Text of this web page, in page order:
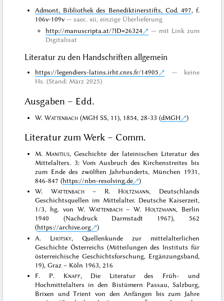
Admont, Bibliothek des Benediktinerstifts, Cod. 497, f.
106v-109v
saec. xii,einzige Überlieferung
http://manuscripta.at/?ID=26324
mit Link zum
Digitalisat
Literatur zu den Handschriften allgemein
https://legendiers-latins.irht.cnrs.fr/14905
keine
Hs. (Stand: März 2025)
Ausgaben – Edd.
W.Wattenbach (MGH SS, 11), 1854, 28-33 (dMGH )
Literatur zum Werk – Comm.
M. Manitius, Geschichte der lateinischen Literatur des
Mittelalters. 3: Vom Ausbruch des Kirchenstreites bis
zum Ende des zwölften Jahrhunderts, München 1931,
846-847 (https://nbn-resolving.de
)
W. Wattenbach– R. Holtzmann, Deutschlands
Geschichtsquellen im Mittelalter. Deutsche Kaiserzeit,
1/3, hg. von W. Wattenbach– W. Holtzmann, Berlin
1940 (Nachdruck Darmstadt 1967), 562
(https://archive.org
)
A. Lhotsky, Quellenkunde zur mittelalterlichen
Geschichte Österreichs (Mitteilungen des Instituts für
österreichische Geschichtsforschung, Ergänzungsband,
19), Graz – Köln 1963, 216
F. P. Knapp, Die Literatur des Früh- und
Hochmittelalters in den Bistümern Passau, Salzburg,
Brixen und Trient von den Anfängen bis zum Jahre